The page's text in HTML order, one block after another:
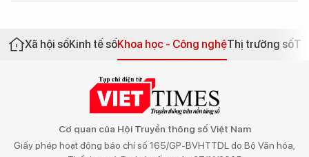
Xã hội sốKinh tế sốKhoa học - Công nghệThị trường số
Cơ quan của Hội Truyền thông số Việt Nam
Giấy phép hoạt động báo chí số 165/GP-BVHTTDL do Bộ Văn hóa,